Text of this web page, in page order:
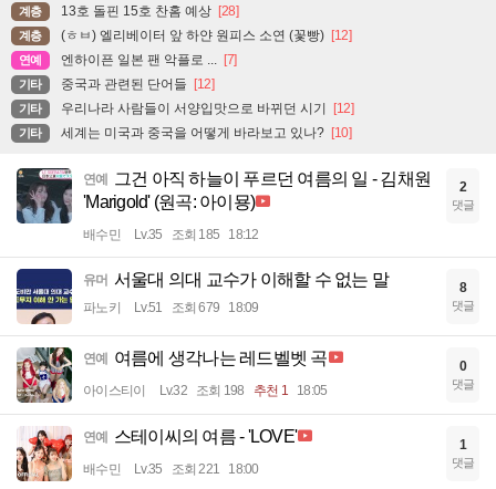
계층 13호 돌핀 15호 찬홈 예상 [28]
계층 (ㅎㅂ) 엘리베이터 앞 하얀 원피스 소연 (꽃빵) [12]
연예 엔하이픈 일본 팬 악플로 ... [7]
기타 중국과 관련된 단어들 [12]
기타 우리나라 사람들이 서양입맛으로 바뀌던 시기 [12]
기타 세계는 미국과 중국을 어떻게 바라보고 있나? [10]
연예
그건 아직 하늘이 푸르던 여름의 일 - 김채원
'Marigold' (원곡: 아이묭)
배수민 Lv.35 조회 185 18:12
2
댓글
유머 서울대 의대 교수가 이해할 수 없는 말
파노키 Lv.51 조회 679 18:09
8
댓글
연예 여름에 생각나는 레드벨벳 곡
아이스티이 Lv.32 조회 198 추천 1 18:05
0
댓글
연예 스테이씨의 여름 - 'LOVE'
배수민 Lv.35 조회 221 18:00
1
댓글